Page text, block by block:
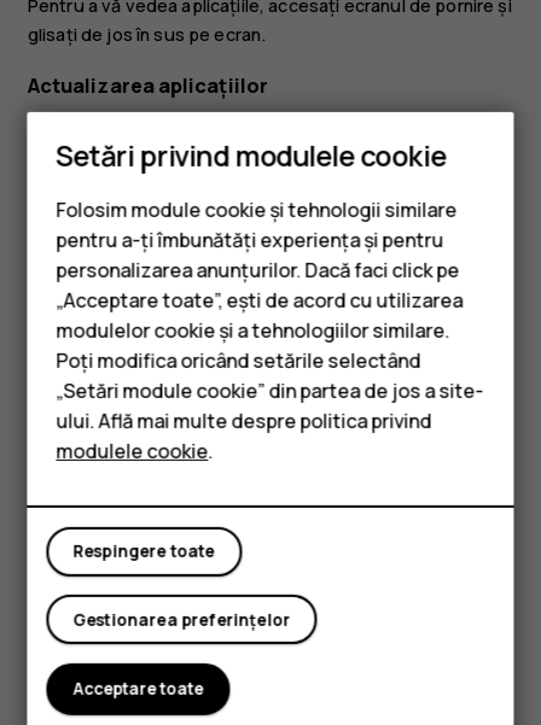
Smartphone-uri
Telefoane clasice
Accesorii
Tablete
Pentru a vă vedea aplicațiile, accesați ecranul de pornire și
glisați de jos în sus pe ecran.
Actualizarea aplicațiilor
mai noi caracteristici și corecții ale erorilor.
pentru a vizualiza actualizările disponibile.
Atingeți aplicația pentru care este disponibilă o
actualizare, după care atingeți
ACTUALIZARE
De asemenea, puteți actualiza toate aplicațiile simultan. În
Aplicațiile și jocurile mele, atingețiACTUALIZARE TOATE
Eliminarea aplicațiilor descărcate
AtingețiPlay Store>menu
DEZINSTALARE.
Accesul la muzică, filme sau cărți cu Google Play
Cu Google Play, puteți avea acces la melodii, filme și cărți.
AtingețiMuzică,FilmesauCărțipentru a afla mai multe
informații.
Setări privind modulele cookie
Folosim module cookie și tehnologii similare
pentru a-ți îmbunătăți experiența și pentru
personalizarea anunțurilor. Dacă faci click pe
„Acceptare toate”, ești de acord cu utilizarea
modulelor cookie și a tehnologiilor similare.
Poți modifica oricând setările selectând
„Setări module cookie” din partea de jos a site-
ului. Află mai multe despre politica privind
modulele cookie.
Respingere toate
Gestionarea preferințelor
Acceptare toate